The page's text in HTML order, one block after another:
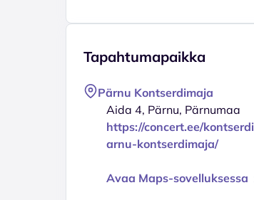
Tapahtumapaikka
Pärnu Kontserdimaja
Aida 4, Pärnu, Pärnumaa
https://concert.ee/
arnu-kontserdimaja/
Avaa Maps-sovelluksessa